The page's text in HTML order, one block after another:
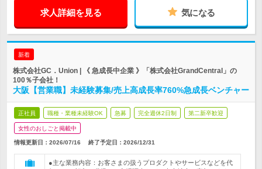
求人詳細を見る 気になる
新着
株式会社GC．Union | 《 急成長中企業 》「株式会社GrandCentral」の
100％子会社！
大阪【営業職】未経験募集/売上高成長率760%急成長ベンチャー
正社員 職種・業種未経験OK 急募 完全週休2日制 第二新卒歓迎
女性のおしごと掲載中
情報更新日：2026/07/16 終了予定日： 2026/12/31
●主な業務内容：お客さまの扱うプロダクトやサービスなどを代